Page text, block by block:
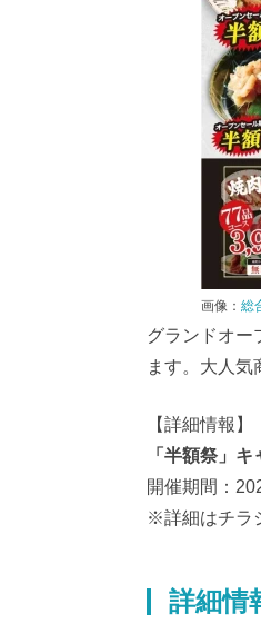
画像： 総
グランドオー
ます。大人気
【詳細情報】
「半額祭」
開催期間：
※詳細はチラ
詳細情